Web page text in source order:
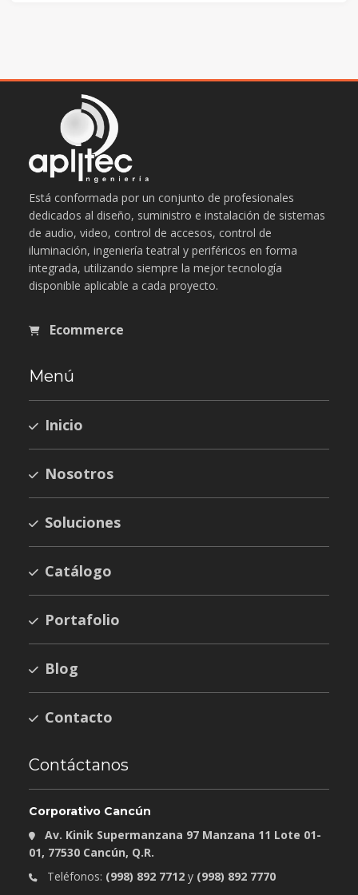
Está conformada por un conjunto de profesionales
dedicados al diseño, suministro e instalación de sistemas
de audio, video, control de accesos, control de
iluminación, ingeniería teatral y periféricos en forma
integrada, utilizando siempre la mejor tecnología
disponible aplicable a cada proyecto.
Ecommerce
Menú
Inicio
Nosotros
Soluciones
Catálogo
Portafolio
Blog
Contacto
Contáctanos
Corporativo Cancún
Av. Kinik Supermanzana 97 Manzana 11 Lote 01-
01, 77530 Cancún, Q.R.
Teléfonos: (998) 892 7712 y (998) 892 7770